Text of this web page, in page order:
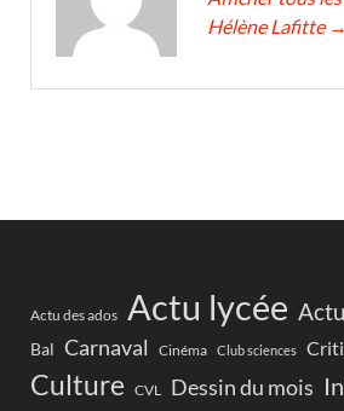
Hélène Lafitte →
Actu des ados Actu lycée
Bal Carnaval Cinéma Club sciences
Culture CVL Dessin du mois